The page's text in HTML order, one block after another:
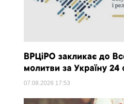
ВРЦіРО закликає до
молитви за Україну 24
07.08.2026 17:53